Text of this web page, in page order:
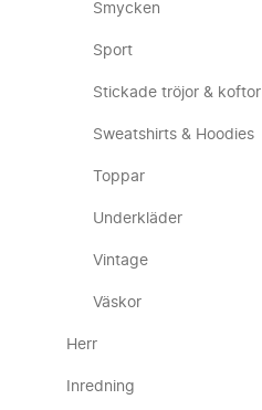
Smycken
Sport
Stickade tröjor & koftor
Sweatshirts & Hoodies
Toppar
Underkläder
Vintage
Väskor
Herr
Inredning